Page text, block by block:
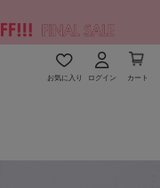
お気に入り ログイン カート